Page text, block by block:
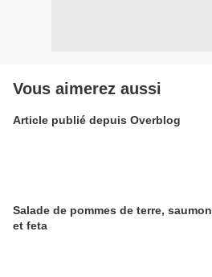
Vous aimerez aussi
Article publié depuis Overblog
Salade de pommes de terre, saumon
et feta